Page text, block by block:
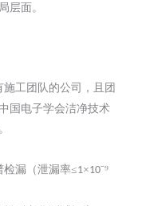
层面。
工团队的公司，且团
国电子学会洁净技术
检漏（泄漏率≤1×10⁻⁹